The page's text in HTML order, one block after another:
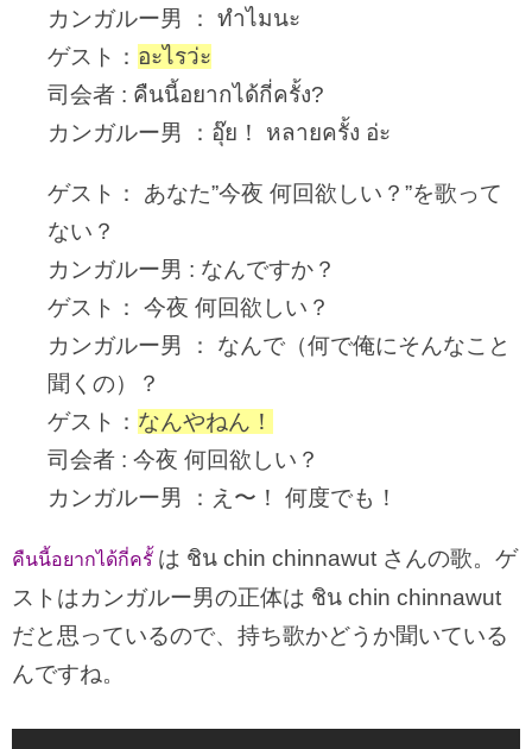
カンガルー男 ： ทำไมนะ
ゲスト： อะไรว่ะ
司会者 : คืนนี้อยากได้กี่ครั้ง?
カンガルー男 ：อุ๊ย！ หลายครั้ง อ่ะ
ゲスト： あなた”今夜 何回欲しい？”を歌って
ない？
カンガルー男 : なんですか？
ゲスト： 今夜 何回欲しい？
カンガルー男 ： なんで（何で俺にそんなこと
聞くの）？
ゲスト： なんやねん！
司会者 : 今夜 何回欲しい？
カンガルー男 ：え〜！ 何度でも！
คืนนี้อยากได้กี่ครั้ は ชิน chin chinnawut さんの歌。ゲ
ストはカンガルー男の正体は ชิน chin chinnawut
だと思っているので、持ち歌かどうか聞いている
んですね。